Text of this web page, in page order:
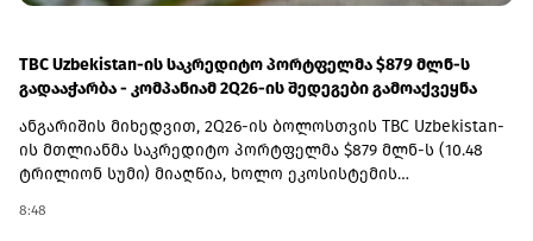
TBC Uzbekistan-ის საკრედიტო პორტფელმა $879 მლნ-ს
გადააჭარბა - კომპანიამ 2Q26-ის შედეგები გამოაქვეყნა
ანგარიშის მიხედვით, 2Q26-ის ბოლოსთვის TBC Uzbekistan-
ის მთლიანმა საკრედიტო პორტფელმა $879 მლნ-ს (10.48
ტრილიონ სუმი) მიაღწია, ხოლო ეკოსისტემის
8:48